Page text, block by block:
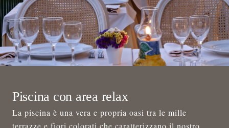
Piscina con area relax
La piscina è una vera e propria oasi tra le mille
terrazze e fiori colorati che caratterizzano il nostro